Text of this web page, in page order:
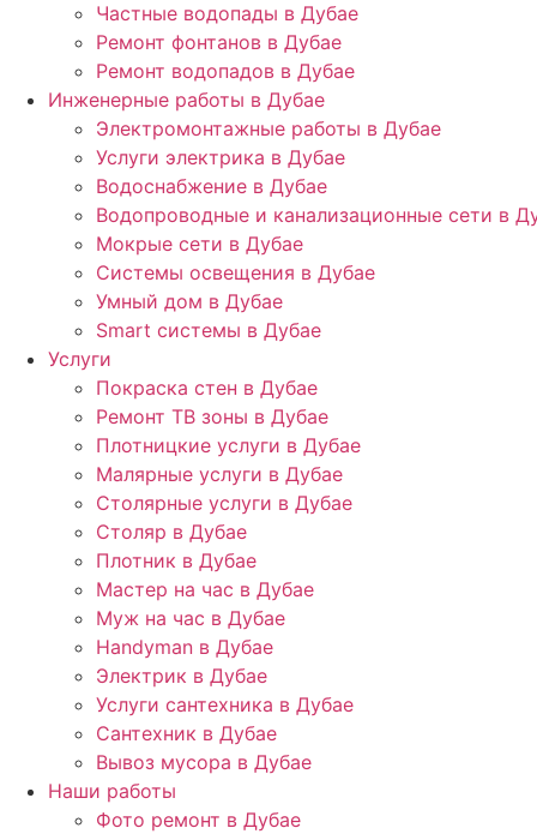
Частные водопады в Дубае
Ремонт фонтанов в Дубае
Ремонт водопадов в Дубае
Инженерные работы в Дубае
Электромонтажные работы в Дубае
Услуги электрика в Дубае
Водоснабжение в Дубае
Водопроводные и канализационные сети в
Мокрые сети в Дубае
Системы освещения в Дубае
Умный дом в Дубае
Smart системы в Дубае
Услуги
Покраска стен в Дубае
Ремонт ТВ зоны в Дубае
Плотницкие услуги в Дубае
Малярные услуги в Дубае
Столярные услуги в Дубае
Столяр в Дубае
Плотник в Дубае
Мастер на час в Дубае
Муж на час в Дубае
Handyman в Дубае
Электрик в Дубае
Услуги сантехника в Дубае
Сантехник в Дубае
Вывоз мусора в Дубае
Наши работы
Фото ремонт в Дубае